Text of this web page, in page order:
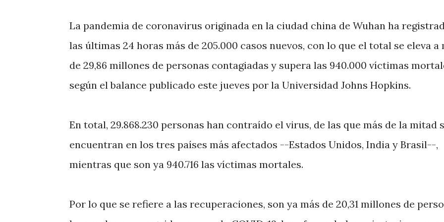
La pandemia de coronavirus originada en la ciudad china de Wuhan ha
las últimas 24 horas más de 205.000 casos nuevos, con lo que el total se eleva a
de 29,86 millones de personas contagiadas y supera las 940.000 víctimas
según el balance publicado este jueves por la Universidad Johns Hopkins.
En total, 29.868.230 personas han contraído el virus, de las que más de la mitad
encuentran en los tres países más afectados --Estados Unidos, India y Brasil--,
mientras que son ya 940.716 las víctimas mortales.
Por lo que se refiere a las recuperaciones, son ya más de 20,31 millones de